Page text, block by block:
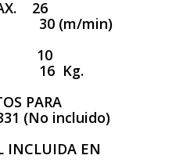
MAX. 26
(m/min)
10
Kg.
PARA
(No incluido)
INCLUIDA EN